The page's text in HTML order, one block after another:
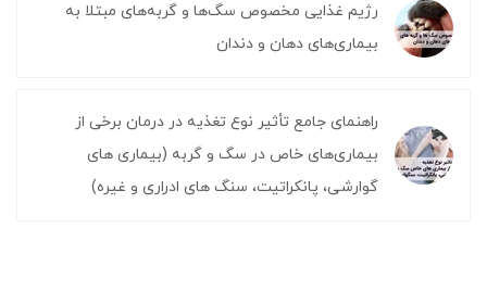
رژیم غذایی مخصوص سگ‌ها و گربه‌های مبتلا به
بیماری‌های دهان و دندان
راهنمای جامع تأثیر نوع تغذیه در درمان برخی از
بیماری‌های خاص در سگ و گربه (بیماری های
گوارشی، پانکراتیت، سنگ های ادراری و غیره)